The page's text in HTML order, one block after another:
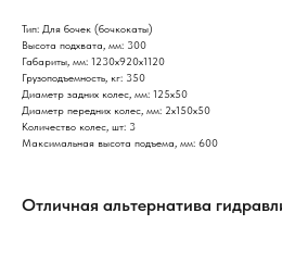
Тип: Для бочек (бочкокаты)
Высота подхвата, мм: 300
Габариты, мм: 1230х920х1120
Грузоподъемность, кг: 350
Диаметр задних колес, мм: 125х50
Диаметр передних колес, мм: 2х150х50
Количество колес, шт: 3
Максимальная высота подъема, мм: 600
Отличная альтернатива